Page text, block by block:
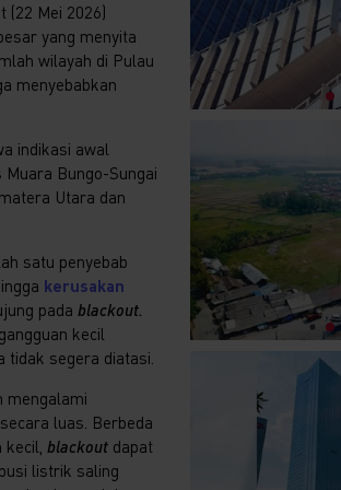
(22 Mei 2026)
yang menyita
wilayah di Pulau
menyebabkan
indikasi awal
Bungo-Sungai
Utara dan
satu penyebab
kerusakan
pada blackout.
kecil
tidak segera diatasi.
mengalami
luas. Berbeda
blackoutdapat
listrik saling